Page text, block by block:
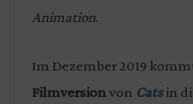
Animation.
Im Dezember 2019
Filmversionvon Cats in